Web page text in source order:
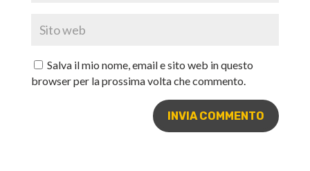
Salva il mio nome, email e sito web in questo
browser per la prossima volta che commento.